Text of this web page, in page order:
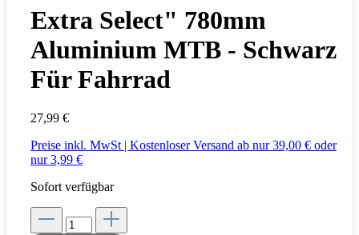
Extra Select" 780mm
Aluminium MTB - Schwarz
Für Fahrrad
27,99 €
Preise inkl. MwSt | Kostenloser Versand ab nur 39,00 € oder
nur 3,99 €
Sofort verfügbar